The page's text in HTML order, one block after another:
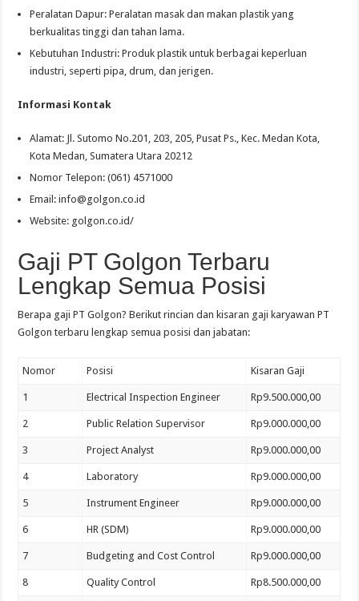
Peralatan Dapur: Peralatan masak dan makan plastik yang
berkualitas tinggi dan tahan lama.
Kebutuhan Industri: Produk plastik untuk berbagai keperluan
industri, seperti pipa, drum, dan jerigen.
Informasi Kontak
Alamat: Jl. Sutomo No.201, 203, 205, Pusat Ps., Kec. Medan Kota,
Kota Medan, Sumatera Utara 20212
Nomor Telepon: (061) 4571000
Email:info@golgon.co.id
Website: golgon.co.id/
Gaji PT Golgon Terbaru
Lengkap Semua Posisi
Berapa gaji PT Golgon? Berikut rincian dan kisaran gaji karyawan PT
Golgon terbaru lengkap semua posisi dan jabatan:
Nomor Posisi Kisaran Gaji
1 Electrical Inspection Engineer Rp9.500.000,00
2 Public Relation Supervisor Rp9.000.000,00
3 Project Analyst Rp9.000.000,00
4 Laboratory Rp9.000.000,00
5 Instrument Engineer Rp9.000.000,00
6 HR (SDM) Rp9.000.000,00
7 Budgeting and Cost Control Rp9.000.000,00
8 Quality Control Rp8.500.000,00